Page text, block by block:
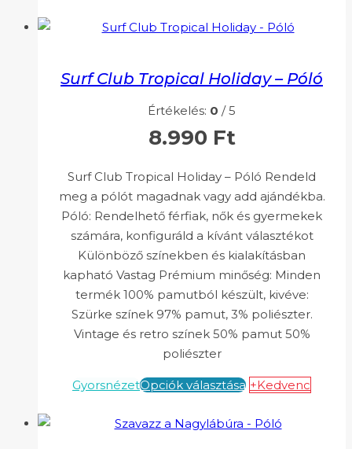
Surf Club Tropical Holiday – Póló
Értékelés: 0 / 5
8.990 Ft
Surf Club Tropical Holiday – Póló Rendeld
meg a pólót magadnak vagy add ajándékba.
Póló: Rendelhető férfiak, nők és gyermekek
számára, konfiguráld a kívánt választékot
Különböző színekben és kialakításban
kapható Vastag Prémium minőség: Minden
termék 100% pamutból készült, kivéve:
Szürke színek 97% pamut, 3% poliészter.
Vintage és retro színek 50% pamut 50%
poliészter
GyorsnézetOpciók választása +Kedvenc